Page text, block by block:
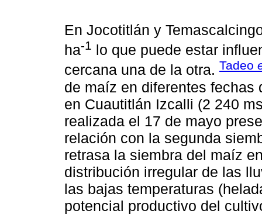
En Jocotitlán y
ha-1 lo que puede estar
cercana una de la otra. Tadeo
de maíz en diferentes fechas
en Cuautitlán Izcalli (2 240
realizada el 17 de mayo
relación con la segunda
retrasa la siembra del maíz
distribución irregular de las
las bajas temperaturas
potencial productivo del